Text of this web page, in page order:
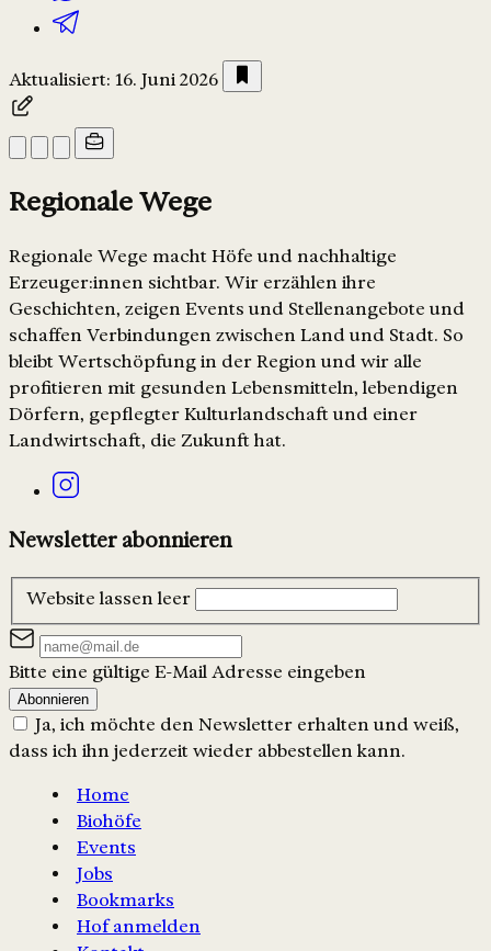
Aktualisiert: 16. Juni 2026
Regionale Wege
Regionale Wege macht Höfe und nachhaltige
Erzeuger:innen sichtbar. Wir erzählen ihre
Geschichten, zeigen Events und Stellenangebote und
schaffen Verbindungen zwischen Land und Stadt. So
bleibt Wertschöpfung in der Region und wir alle
profitieren mit gesunden Lebensmitteln, lebendigen
Dörfern, gepflegter Kulturlandschaft und einer
Landwirtschaft, die Zukunft hat.
Newsletter abonnieren
Website lassen leer
Bitte eine gültige E-Mail Adresse eingeben
Abonnieren
Ja, ich möchte den Newsletter erhalten und weiß,
dass ich ihn jederzeit wieder abbestellen kann.
Home
Biohöfe
Events
Jobs
Bookmarks
Hof anmelden